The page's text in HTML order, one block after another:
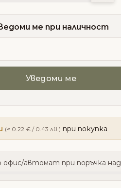
ме при наличност
(≈ 0.22 € / 0.43 лв.) при покупка
офис/автомат при поръчка над